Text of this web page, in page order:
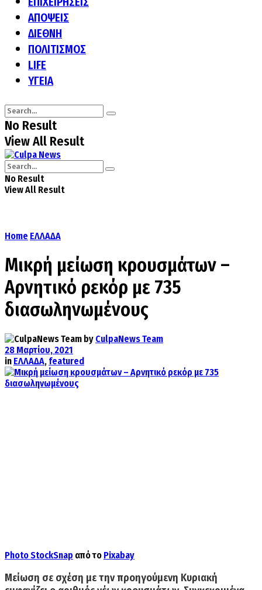
ΑΠΟΨΕΙΣ
ΔΙΕΘΝΗ
ΠΟΛΙΤΙΣΜΟΣ
LIFE
ΥΓΕΙΑ
No Result
View All Result
No Result
View All Result
Home ΕΛΛΑΔΑ
Μικρή μείωση κρουσμάτων –
Αρνητικό ρεκόρ με 735
διασωληνωμένους
by CulpaNews Team
28 Μαρτίου, 2021
in ΕΛΛΑΔΑ, featured
PhotoStockSnap από το Pixabay
Μείωση σε σχέση με την προηγούμενη Κυριακή